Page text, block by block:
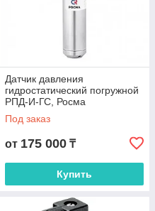
Датчик давления
гидростатический погружной
РПД-И-ГС, Росма
Под заказ
от 175 000 ₸
Купить